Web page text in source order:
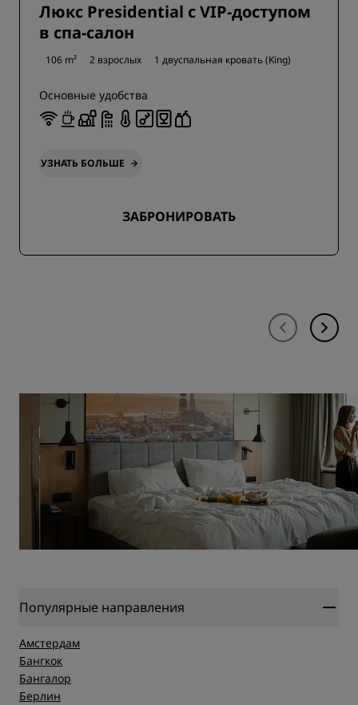
Люкс Presidential с VIP-доступом
в спа-салон
106 m² 2 взрослых 1 двуспальная кровать (King)
Основные удобства
УЗНАТЬ БОЛЬШЕ
ЗАБРОНИРОВАТЬ
Популярные направления
Амстердам
Бангкок
Бангалор
Берлин